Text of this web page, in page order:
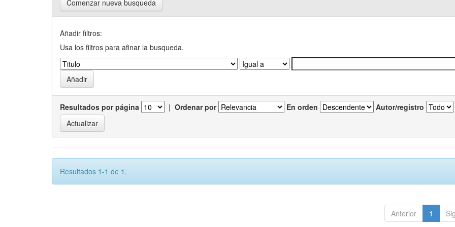
Comenzar nueva busqueda
Añadir filtros:
Usa los filtros para afinar la busqueda.
Resultados por página | Ordenar por En orden Autor/registro
Resultados 1-1 de 1.
Anterior 1